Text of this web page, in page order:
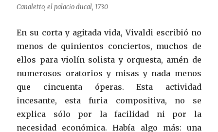
Canaletto, el palacio ducal, 1730
En su corta y agitada vida, Vivaldi escribió no
menos de quinientos conciertos, muchos de
ellos para violín solista y orquesta, amén de
numerosos oratorios y misas y nada menos
que cincuenta óperas. Esta actividad
incesante, esta furia compositiva, no se
explica sólo por la facilidad ni por la
necesidad económica. Había algo más: una